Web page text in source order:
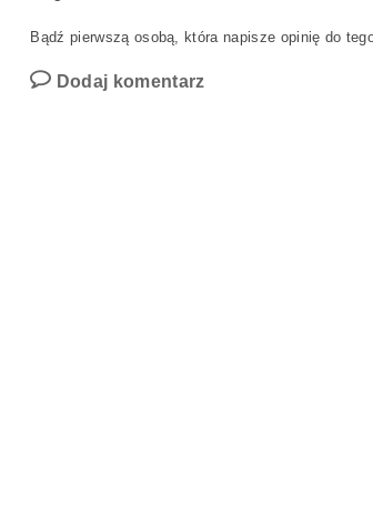
Bądź pierwszą osobą, która napisze opinię do
Dodaj komentarz